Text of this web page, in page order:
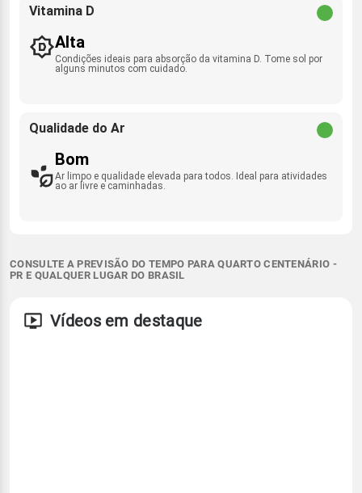
Vitamina D
Alta
Condições ideais para absorção da vitamina D. Tome sol por
alguns minutos com cuidado.
Qualidade do Ar
Bom
Ar limpo e qualidade elevada para todos. Ideal para atividades
ao ar livre e caminhadas.
CONSULTE A PREVISÃO DO TEMPO PARA QUARTO CENTENÁRIO -
PR E QUALQUER LUGAR DO BRASIL
Vídeos em destaque